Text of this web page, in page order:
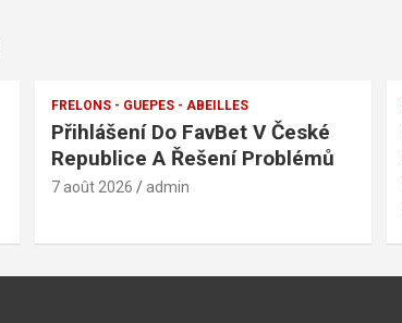
FRELONS - GUEPES - ABEILLES
Přihlášení Do FavBet V České
Republice A Řešení Problémů
7 août 2026 admin